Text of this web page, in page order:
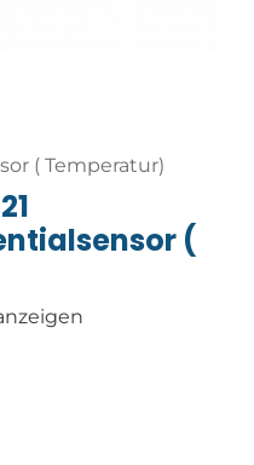
( Temperatur)
(